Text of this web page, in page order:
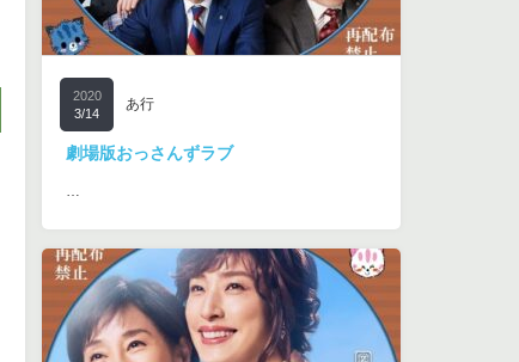
2020
3/14
あ行
劇場版おっさんずラブ
…